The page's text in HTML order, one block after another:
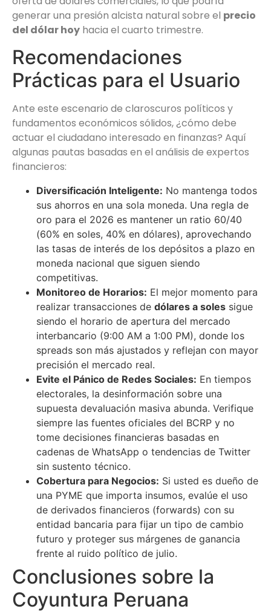
generar una presión alcista natural sobre el precio
del dólar hoy hacia el cuarto trimestre.
Recomendaciones
Prácticas para el Usuario
Ante este escenario de claroscuros políticos y
fundamentos económicos sólidos, ¿cómo debe
actuar el ciudadano interesado en finanzas? Aquí
algunas pautas basadas en el análisis de expertos
financieros:
Diversificación Inteligente: No mantenga todos
sus ahorros en una sola moneda. Una regla de
oro para el 2026 es mantener un ratio 60/40
(60% en soles, 40% en dólares), aprovechando
las tasas de interés de los depósitos a plazo en
moneda nacional que siguen siendo
competitivas.
Monitoreo de Horarios: El mejor momento para
realizar transacciones de dólares a soles sigue
siendo el horario de apertura del mercado
interbancario (9:00 AM a 1:00 PM), donde los
spreads son más ajustados y reflejan con mayor
precisión el mercado real.
Evite el Pánico de Redes Sociales: En tiempos
electorales, la desinformación sobre una
supuesta devaluación masiva abunda. Verifique
siempre las fuentes oficiales del BCRP y no
tome decisiones financieras basadas en
cadenas de WhatsApp o tendencias de Twitter
sin sustento técnico.
Cobertura para Negocios: Si usted es dueño de
una PYME que importa insumos, evalúe el uso
de derivados financieros (forwards) con su
entidad bancaria para fijar un tipo de cambio
futuro y proteger sus márgenes de ganancia
frente al ruido político de julio.
Conclusiones sobre la
Coyuntura Peruana